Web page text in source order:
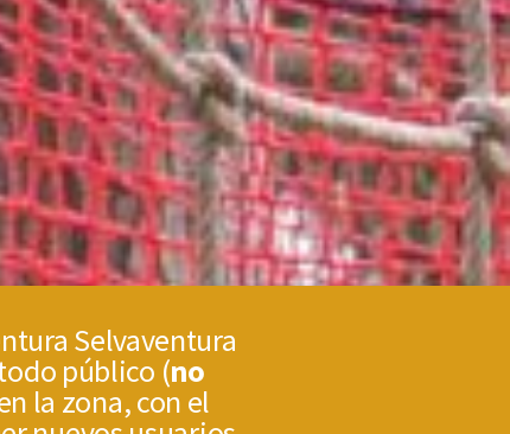
Selvaventura
público (no
la zona, con el